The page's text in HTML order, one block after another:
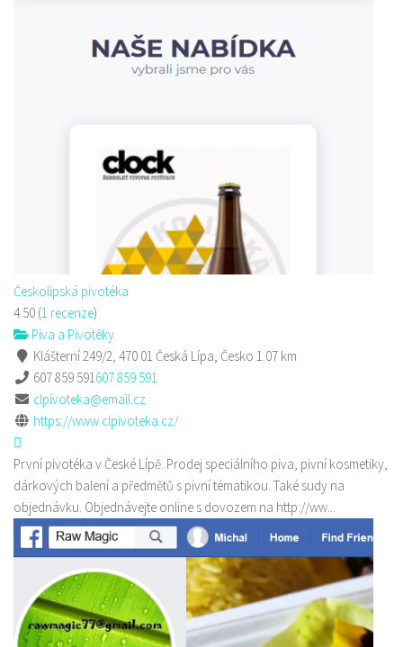
Českolipská pivotéka
4.50 (1 recenze)
Piva a Pivotéky
Klášterní 249/2, 470 01 Česká Lípa, Česko 1.07 km
607 859 591607 859 591
clpivoteka@email.cz
https://www.clpivoteka.cz/
První pivotéka v České Lípě. Prodej speciálního piva, pivní kosmetiky,
dárkových balení a předmětů s pivní tématikou. Také sudy na
objednávku. Objednávejte online s dovozem na http://ww...